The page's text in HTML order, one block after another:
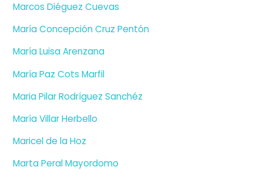
Marcos Diéguez Cuevas
María Concepción Cruz Pentón
María Luisa Arenzana
María Paz Cots Marfil
Maria Pilar Rodríguez Sanchéz
María Villar Herbello
Maricel de la Hoz
Marta Peral Mayordomo